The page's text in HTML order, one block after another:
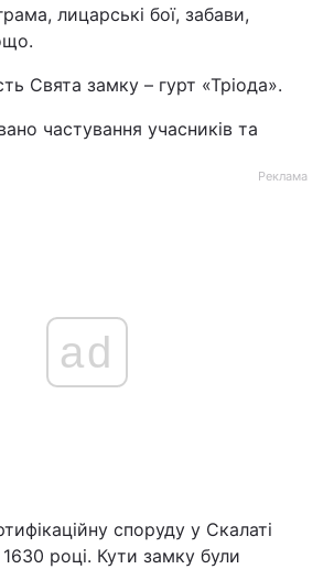
лицарські бої, забави,
Свята замку – гурт «Тріода».
частування учасників та
Реклама
ad
споруду у Скалаті
році. Кути замку були